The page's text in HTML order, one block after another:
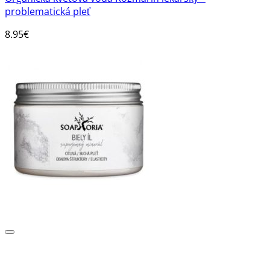
problematická pleť
8.95€